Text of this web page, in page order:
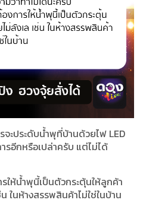
จะประดับน้ำพุที่บ้านด้วยไฟ LED
รอีกหรือเปล่าครับ แต่ไม่ได้
ห้น้ำพุนี้เป็นตัวกระตุ้นให้ลูกค้า
ในห้างสรรพสินค้าไม่ใช่ในบ้าน